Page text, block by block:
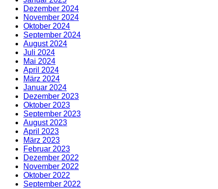
Dezember 2024
November 2024
Oktober 2024
September 2024
August 2024
Juli 2024
Mai 2024
April 2024
März 2024
Januar 2024
Dezember 2023
Oktober 2023
September 2023
August 2023
April 2023
März 2023
Februar 2023
Dezember 2022
November 2022
Oktober 2022
September 2022